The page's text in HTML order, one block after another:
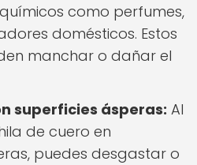
como perfumes,
domésticos. Estos
manchar o dañar el
superficies ásperas: Al
de cuero en
puedes desgastar o